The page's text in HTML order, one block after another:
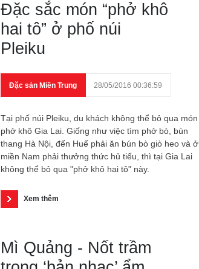
Đặc sắc món “phở khô
hai tô” ở phố núi
Pleiku
Đặc sản Miền Trung 28/05/2016 00:36:59
Tại phố núi Pleiku, du khách không thể bỏ qua món
phở khô Gia Lai. Giống như việc tìm phở bò, bún
thang Hà Nội, đến Huế phải ăn bún bò giò heo và ở
miền Nam phải thưởng thức hủ tiếu, thì tại Gia Lai
không thể bỏ qua "phở khô hai tô" này.
Xem thêm
Mì Quảng - Nốt trầm